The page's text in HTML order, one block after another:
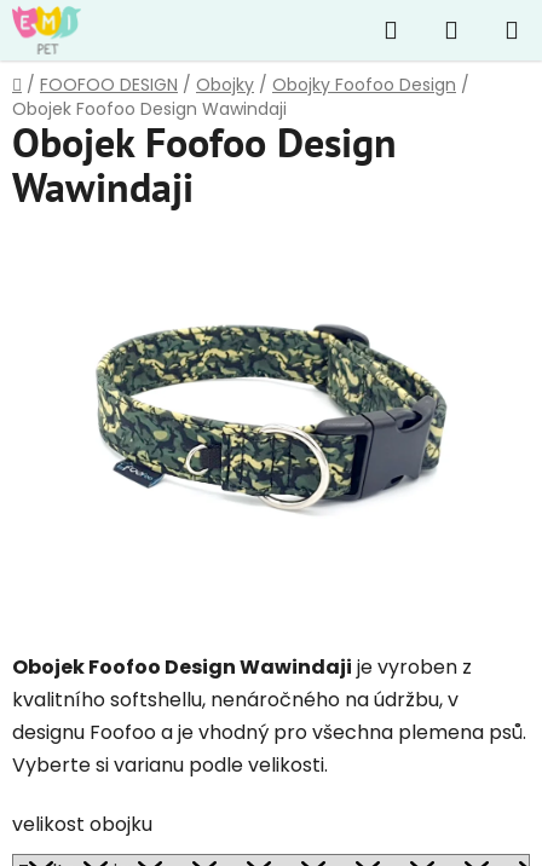
Přejít
na
obsah
Hledat
KOŠÍK
Domů
/ FOOFOO DESIGN / Obojky / Obojky Foofoo Design /
Obojek Foofoo Design Wawindaji
Obojek Foofoo Design Wawindaji je vyroben z
kvalitního softshellu, nenáročného na údržbu, v
designu Foofoo a je vhodný pro všechna plemena psů.
Vyberte si varianu podle velikosti.
velikost obojku
Obojek Foofoo Design
Wawindaji